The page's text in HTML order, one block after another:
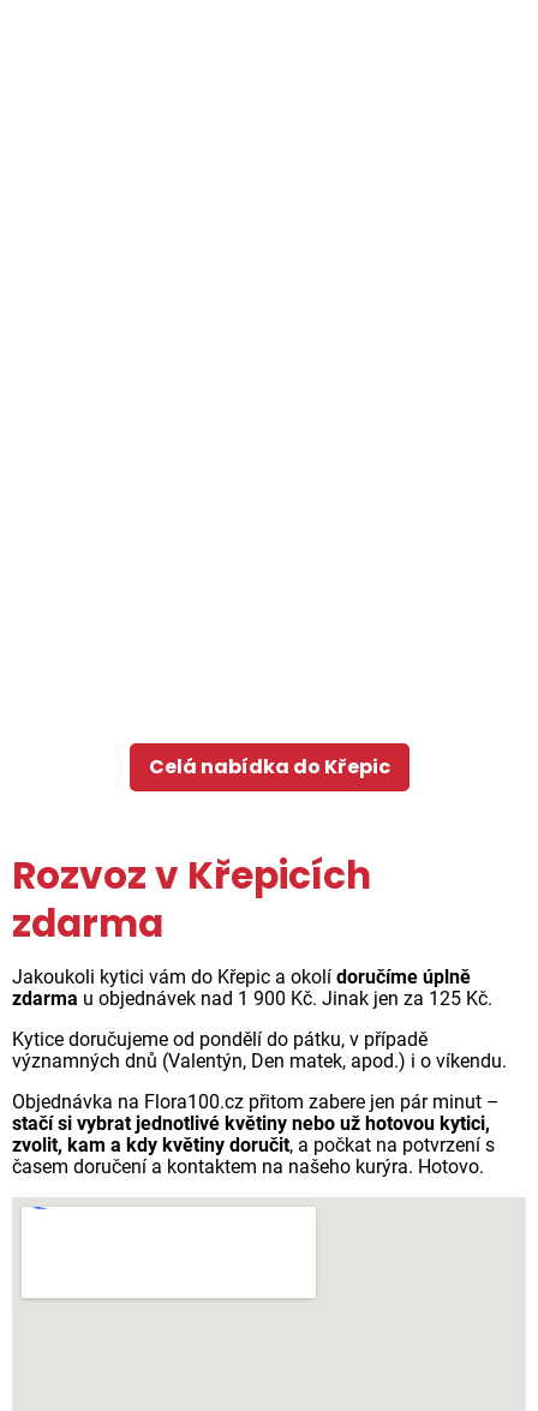
Celá nabídka do Křepic
Rozvoz v Křepicích
zdarma
Jakoukoli kytici vám do Křepic a okolí doručíme úplně
zdarma u objednávek nad 1 900 Kč. Jinak jen za 125 Kč.
Kytice doručujeme od pondělí do pátku, v případě
významných dnů (Valentýn, Den matek, apod.) i o víkendu.
Objednávka na Flora100.cz přitom zabere jen pár minut –
stačí si vybrat jednotlivé květiny nebo už hotovou kytici,
zvolit, kam a kdy květiny doručit, a počkat na potvrzení s
časem doručení a kontaktem na našeho kurýra. Hotovo.